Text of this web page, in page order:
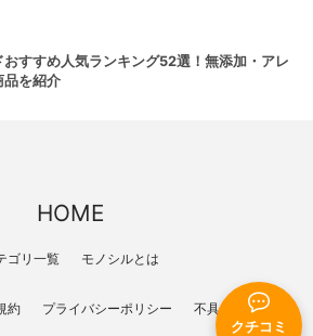
クチコミ
おすすめ人気ランキング52選！無添加・アレ
品を紹介
HOME
ゴリ一覧 モノシルとは
約 プライバシーポリシー 不具合報告